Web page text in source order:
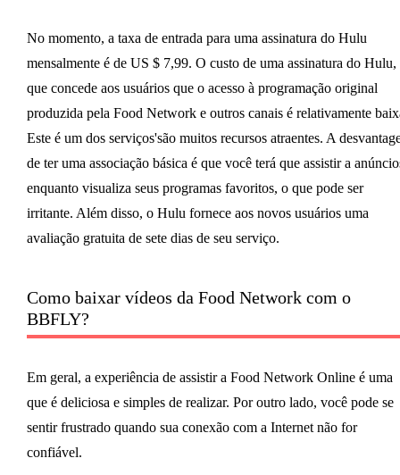
No momento, a taxa de entrada para uma assinatura do Hulu
mensalmente é de US $ 7,99. O custo de uma assinatura do Hulu,
que concede aos usuários que o acesso à programação original
produzida pela Food Network e outros canais é relativamente
Este é um dos serviços'são muitos recursos atraentes. A
de ter uma associação básica é que você terá que assistir a
enquanto visualiza seus programas favoritos, o que pode ser
irritante. Além disso, o Hulu fornece aos novos usuários uma
avaliação gratuita de sete dias de seu serviço.
Como baixar vídeos da Food Network com o
BBFLY?
Em geral, a experiência de assistir a Food Network Online é uma
que é deliciosa e simples de realizar. Por outro lado, você pode se
sentir frustrado quando sua conexão com a Internet não for
confiável.